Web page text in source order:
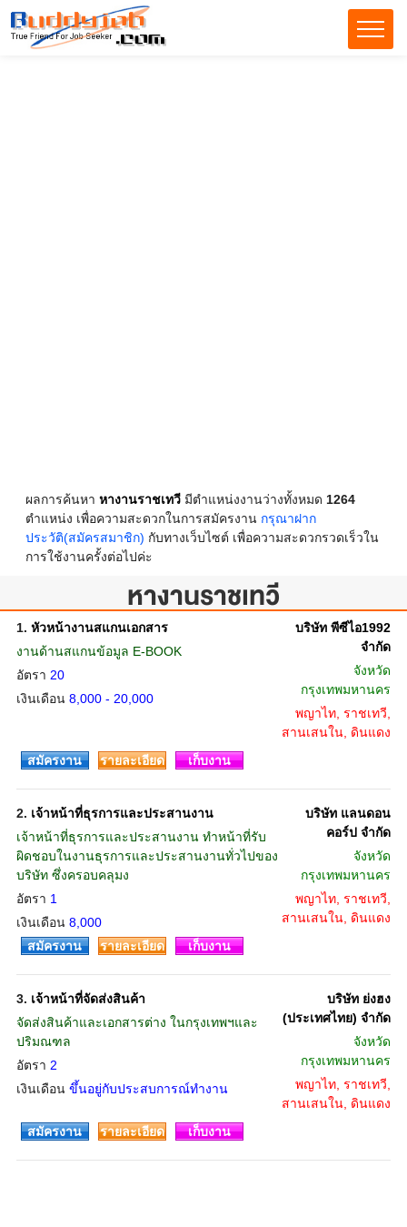
ผลการค้นหา หางานราชเทวีมีตำแหน่งงานว่างทั้งหมด 1264
ตำแหน่ง เพื่อความสะดวกในการสมัครงาน กรุณาฝาก
ประวัติ(สมัครสมาชิก) กับทางเว็บไซต์ เพื่อความสะดวกรวดเร็วใน
การใช้งานครั้งต่อไปค่ะ
หางานราชเทวี
1. หัวหน้างานสแกนเอกสาร
งานด้านสแกนข้อมูล E-BOOK
อัตรา 20
เงินเดือน 8,000 - 20,000
บริษัท พีซีไอ1992
จำกัด
จังหวัด
กรุงเทพมหานคร
พญาไท, ราชเทวี,
สานเสนใน, ดินแดง
สมัครงาน
รายละเอียด เก็บงาน
2. เจ้าหน้าที่ธุรการและประสานงาน
เจ้าหน้าที่ธุรการและประสานงาน ทำหน้าที่รับ
ผิดชอบในงานธุรการและประสานงานทั่วไปของ
บริษัท ซึ่งครอบคลุมง
อัตรา 1
เงินเดือน 8,000
บริษัท แลนดอน
คอร์ป จำกัด
จังหวัด
กรุงเทพมหานคร
พญาไท, ราชเทวี,
สานเสนใน, ดินแดง
สมัครงาน
รายละเอียด เก็บงาน
3. เจ้าหน้าที่จัดส่งสินค้า
จัดส่งสินค้าและเอกสารต่าง ในกรุงเทพฯและ
ปริมณฑล
อัตรา 2
เงินเดือน ขึ้นอยู่กับประสบการณ์ทำงาน
บริษัท ย่งฮง
(ประเทศไทย) จำกัด
จังหวัด
กรุงเทพมหานคร
พญาไท, ราชเทวี,
สานเสนใน, ดินแดง
สมัครงาน
รายละเอียด เก็บงาน